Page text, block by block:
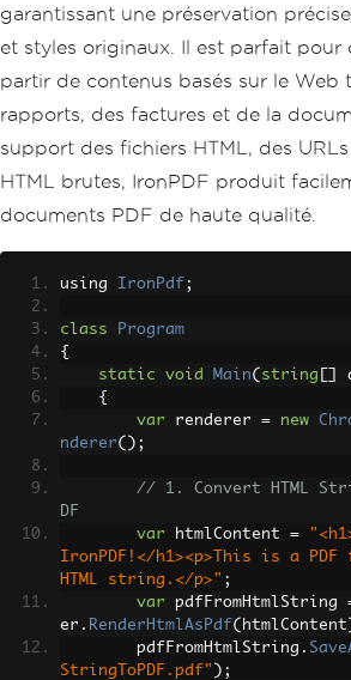
garantissant une préservation
et styles originaux. Il est parfait pour
partir de contenus basés sur le Web
rapports, des factures et de la
support des fichiers HTML, des
HTML brutes, IronPDF produit
documents PDF de haute qualité.
using IronPdf ;
class
Program
{
static
void Main( string
{
var renderer = new
nderer();
// 1. Convert HTML
DF
var htmlContent =
IronPDF!</h1><p>This is a PDF
HTML string.</p>" ;
var pdfFromHtmlString
er . RenderHtmlAsPdf( htmlContent
        pdfFromHtmlString
.
StringToPDF.pdf" );